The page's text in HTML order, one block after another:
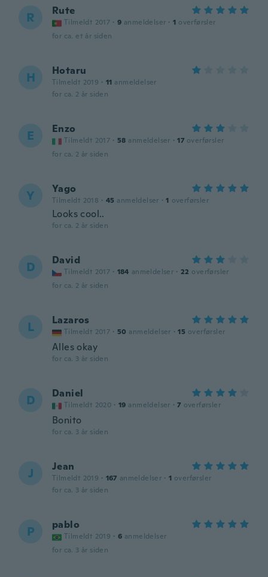
R Rute
Tilmeldt 2017 · 9 anmeldelser · 1 overførsler
for ca. et år siden
H Hotaru
Tilmeldt 2019 · 11 anmeldelser
for ca. 2 år siden
E Enzo
Tilmeldt 2017 · 58 anmeldelser · 17 overførsler
for ca. 2 år siden
Y Yago
Tilmeldt 2018 · 45 anmeldelser · 1 overførsler
Looks cool..
for ca. 2 år siden
D David
Tilmeldt 2017 · 184 anmeldelser · 22 overførsler
for ca. 2 år siden
L Lazaros
Tilmeldt 2017 · 50 anmeldelser · 15 overførsler
Alles okay
for ca. 3 år siden
D Daniel
Tilmeldt 2020 · 19 anmeldelser · 7 overførsler
Bonito
for ca. 3 år siden
J Jean
Tilmeldt 2019 · 167 anmeldelser · 1 overførsler
for ca. 3 år siden
P pablo
Tilmeldt 2019 · 6 anmeldelser
for ca. 3 år siden